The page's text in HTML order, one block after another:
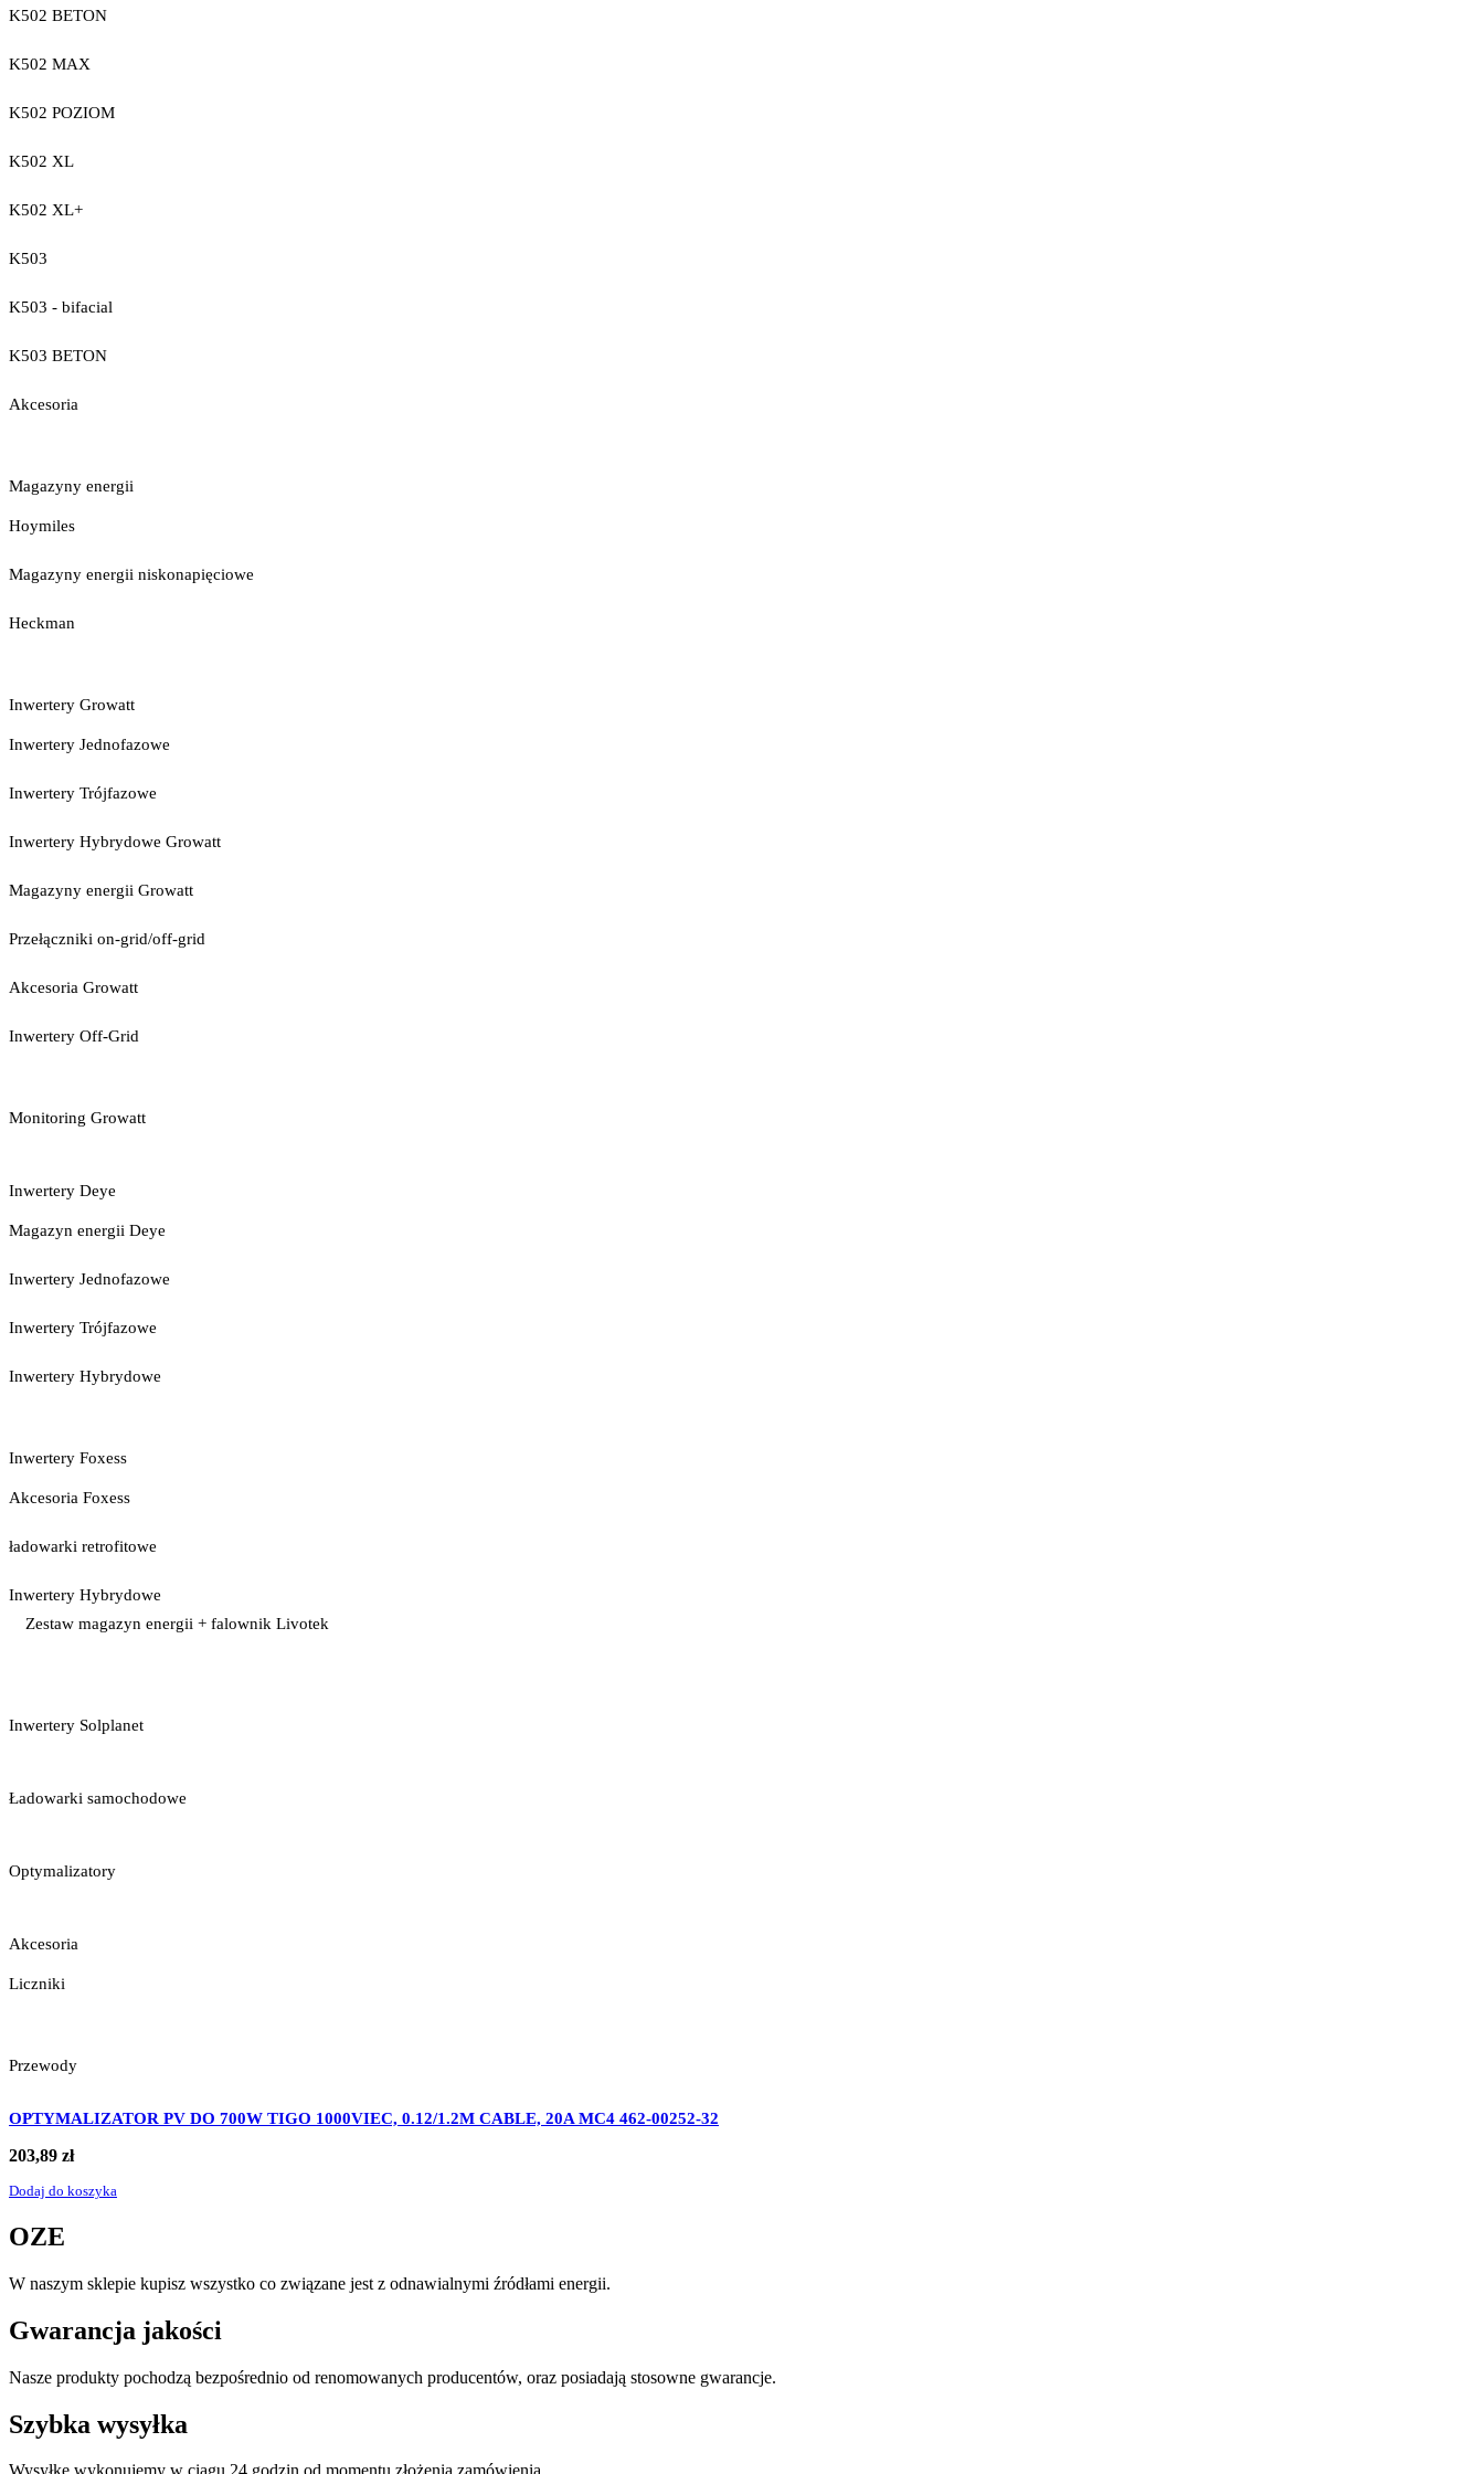
K502 BETON
K502 MAX
K502 POZIOM
K502 XL
K502 XL+
K503
K503 - bifacial
K503 BETON
Akcesoria
Magazyny energii
Hoymiles
Magazyny energii niskonapięciowe
Heckman
Inwertery Growatt
Inwertery Jednofazowe
Inwertery Trójfazowe
Inwertery Hybrydowe Growatt
Magazyny energii Growatt
Przełączniki on-grid/off-grid
Akcesoria Growatt
Inwertery Off-Grid
Monitoring Growatt
Inwertery Deye
Magazyn energii Deye
Inwertery Jednofazowe
Inwertery Trójfazowe
Inwertery Hybrydowe
Inwertery Foxess
Akcesoria Foxess
ładowarki retrofitowe
Inwertery Hybrydowe
Zestaw magazyn energii + falownik Livotek
Inwertery Solplanet
Ładowarki samochodowe
Optymalizatory
Akcesoria
Liczniki
Przewody
OPTYMALIZATOR PV DO 700W TIGO 1000VIEC, 0.12/1.2M CABLE, 20A MC4 462-00252-32
203,89 zł
Dodaj do koszyka
OZE
W naszym sklepie kupisz wszystko co związane jest z odnawialnymi źródłami energii.
Gwarancja jakości
Nasze produkty pochodzą bezpośrednio od renomowanych producentów, oraz posiadają stosowne gwarancje.
Szybka wysyłka